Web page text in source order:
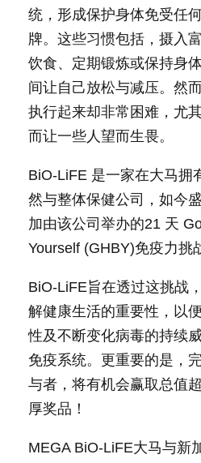
统，形成保护身体免受任
牌。这些习惯包括，摄入
饮食、定期锻炼或保持身
间让自己放松与减压。然
执行起来却非常困难，尤
而让一些人望而生畏。
BiO-LiFE 是一家在大马拥
然与整体保健公司，如今
加由该公司举办的21 天
Yourself (GHBY)免疫力挑
BiO-LiFE旨在透过这挑战
解健康生活的重要性，以
性及不断变化病毒的持续
免疫系统。更重要的是，
与者，将有机会赢取总值
厚奖品！
MEGA BiO-LiFE大马与新